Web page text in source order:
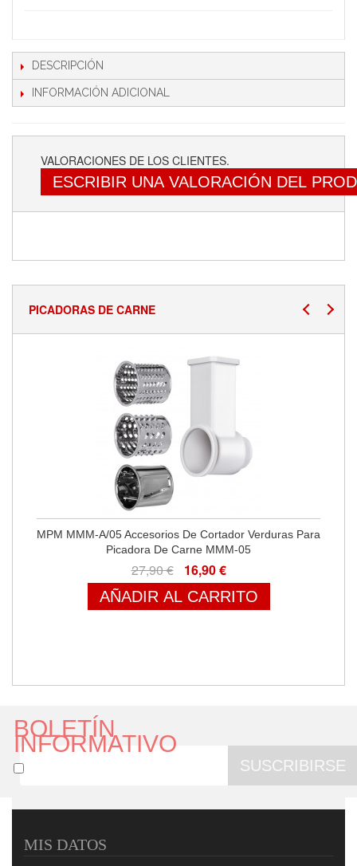
DESCRIPCIÓN
INFORMACIÓN ADICIONAL
VALORACIONES DE LOS CLIENTES.
ESCRIBIR UNA VALORACIÓN DEL
PICADORAS DE CARNE
MPM MMM-A/05 Accesorios De Cortador Verduras Para
Picadora De Carne MMM-05
27,90 € 16,90 €
AÑADIR AL CARRITO
BOLETÍN
INFORMATIVO
SUSCRIBIRSE
MIS DATOS